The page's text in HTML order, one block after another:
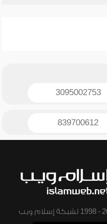
3095002753
839700612